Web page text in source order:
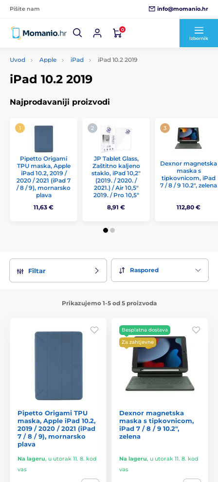
Pišite nam info@momanio.hr
0
Izbornik
Uvod Apple iPad iPad 10.2 2019
iPad 10.2 2019
Najprodavaniji proizvodi
Pipetto Origami
TPU maska, Apple
iPad 10.2, 2019 /
2020 / 2021 (iPad 7
/ 8 / 9), mornarsko
plava
11,63 €
JP Tablet Glass,
Zaštitno kaljeno
staklo, iPad 10,2"
(2019. / 2020. /
2021.) / Air 10,5"
2019. / Pro 10,5"
8,91 €
Dexnor magnetska
maska s
tipkovnicom, iPad
7 / 8 / 9 10.2", zelena
112,80 €
Filtar Raspored
Prikazujemo 1-5 od 5 proizvoda
Pipetto Origami TPU
maska, Apple iPad 10.2,
2019 / 2020 / 2021 (iPad
7 / 8 / 9), mornarsko
plava
Na lageru, u utorak 11. 8. kod
vas
Besplatna dostava
Za zahtjevne
Dexnor magnetska
maska s tipkovnicom,
iPad 7 / 8 / 9 10.2",
zelena
Na lageru, u utorak 11. 8. kod
vas